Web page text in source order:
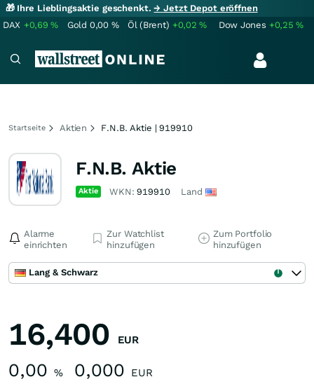
🎁 Ihre Lieblingsaktie geschenkt.→ Jetzt Depot eröffnen
DAX +0,69% Gold 0,00 % Öl (Brent) +0,02% Dow Jones +0,25%
Startseite Aktien F.N.B. Aktie | 919910
F.N.B. Aktie
Aktie WKN:919910 Land
Alarme
einrichten
Zur Watchlist
hinzufügen
Zum Portfolio
hinzufügen
Lang & Schwarz
16,400 EUR
0,00 % 0,000 EUR